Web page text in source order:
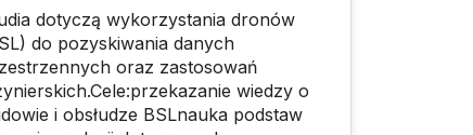
dotyczą wykorzystania dronów
do pozyskiwania danych
oraz zastosowań
wiedzy o
i obsłudze BSLnauka podstaw